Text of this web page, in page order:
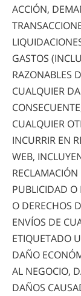
ACCIÓN,
GASTOS
RAZONABLES
CUALQUIER
CUALQUIER
INCURRIR EN
WEB,
PUBLICIDAD O
O DERECHOS
ENVÍOS DE
ETIQUETADO
DAÑO
AL NEGOCIO,
DAÑOS